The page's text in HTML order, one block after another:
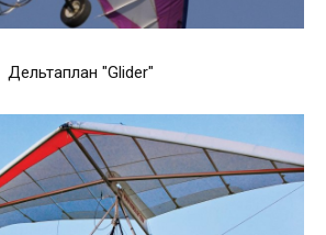
Дельтаплан "Glider"